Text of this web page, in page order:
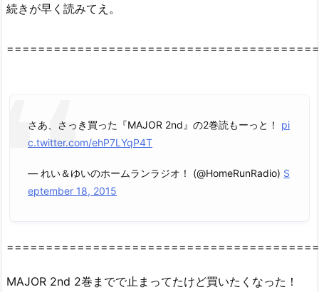
続きが早く読みてえ。
========================================‌
さあ、さっき買った『MAJOR 2nd』の2巻読もーっと！ pi
c.twitter.com/ehP7LYqP4T
— れい＆ゆいのホームランラジオ！ (@HomeRunRadio) S
eptember 18, 2015
========================================‌
MAJOR 2nd 2巻までで止まってたけど買いたくなった！